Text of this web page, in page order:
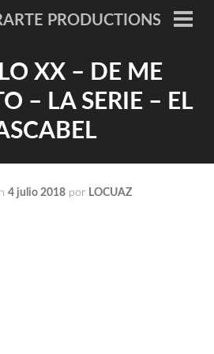
PRODUCTIONS
XX – DE ME
– LA SERIE – EL
4 julio 2018por LOCUAZ